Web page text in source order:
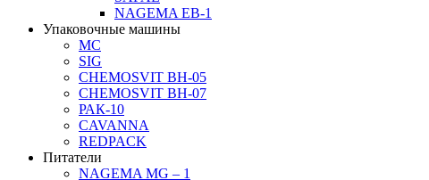
NAGEMA EB-1
Упаковочные машины
MC
SIG
CHEMOSVIT BH-05
CHEMOSVIT BH-07
РАК-10
CAVANNA
REDPACK
Питатели
NAGEMA MG – 1